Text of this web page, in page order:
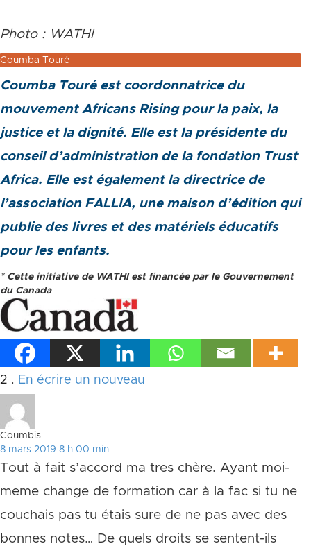
Photo : WATHI
Coumba Touré
Coumba Touré est coordonnatrice du
mouvement Africans Rising pour la paix, la
justice et la dignité. Elle est la présidente du
conseil d’administration de la fondation Trust
Africa. Elle est également la directrice de
l’association FALLIA, une maison d’édition qui
publie des livres et des matériels éducatifs
pour les enfants.
* Cette initiative de WATHI est financée par le Gouvernement
du Canada
2 Commentaires
. En écrire un nouveau
Coumbis
8 mars 2019 8 h 00 min
Tout à fait s’accord ma tres chère. Ayant moi-
meme change de formation car à la fac si tu ne
couchais pas tu étais sure de ne pas avec des
bonnes notes… De quels droits se sentent-ils